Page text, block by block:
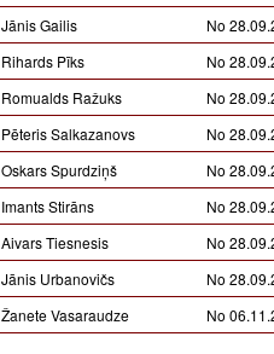
Jānis Gailis
No
Rihards Pīks
No
Romualds Ražuks
No
Pēteris Salkazanovs
No
Oskars Spurdziņš
No
Imants Stirāns
No
Aivars Tiesnesis
No
Jānis Urbanovičs
No
Žanete Vasaraudze
No